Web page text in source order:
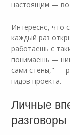
настоящим —
Интересно, что
каждый раз
работаешь с
понимаешь —
сами стены," —
гидов проекта.
Личные
разговоры